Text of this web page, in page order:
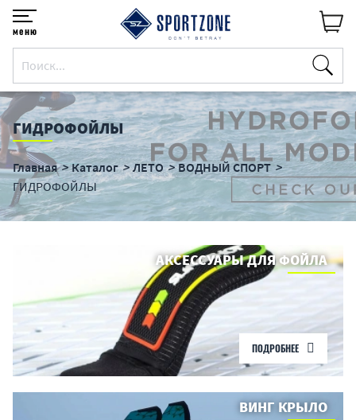
меню
ГИДРОФОЙЛЫ
Главная Каталог ЛЕТО
ВОДНЫЙ СПОРТ
ГИДРОФОЙЛЫ
АКСЕССУАРЫ ДЛЯ ФОЙЛА
ПОДРОБНЕЕ
ВИНГ КРЫЛО